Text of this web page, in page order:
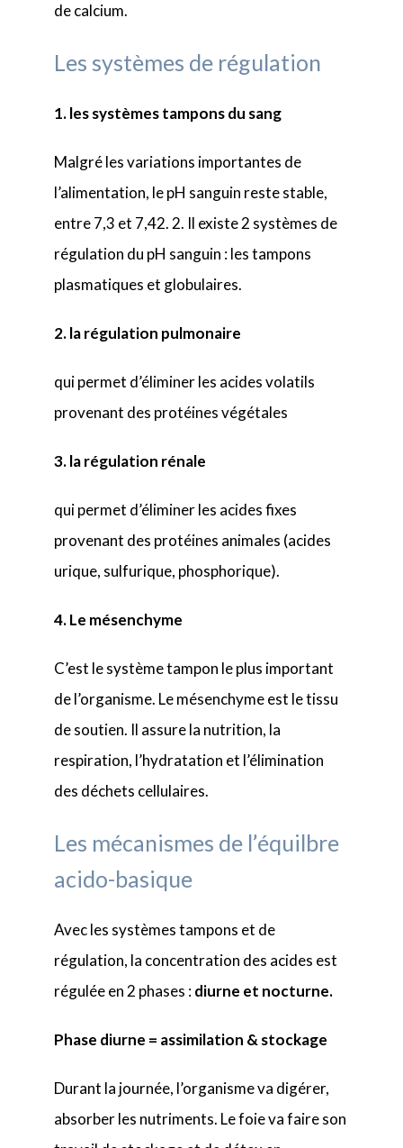
de calcium.
Les systèmes de régulation
1. les systèmes tampons du sang
Malgré les variations importantes de
l’alimentation, le pH sanguin reste stable,
entre 7,3 et 7,42. 2. Il existe 2 systèmes de
régulation du pH sanguin : les tampons
plasmatiques et globulaires.
2. la régulation pulmonaire
qui permet d’éliminer les acides volatils
provenant des protéines végétales
3. la régulation rénale
qui permet d’éliminer les acides fixes
provenant des protéines animales (acides
urique, sulfurique, phosphorique).
4. Le mésenchyme
C’est le système tampon le plus important
de l’organisme. Le mésenchyme est le tissu
de soutien. Il assure la nutrition, la
respiration, l’hydratation et l’élimination
des déchets cellulaires.
Les mécanismes de l’équilbre
acido-basique
Avec les systèmes tampons et de
régulation, la concentration des acides est
régulée en 2 phases :diurne et nocturne.
Phase diurne = assimilation & stockage
Durant la journée, l’organisme va digérer,
absorber les nutriments. Le foie va faire son